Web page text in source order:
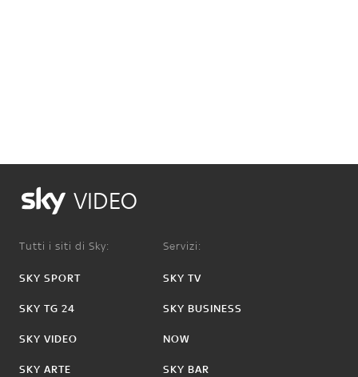
VIDEO
Tutti i siti di Sky:
SKY SPORT
SKY TG 24
SKY VIDEO
SKY ARTE
Servizi:
SKY TV
SKY BUSINESS
NOW
SKY BAR